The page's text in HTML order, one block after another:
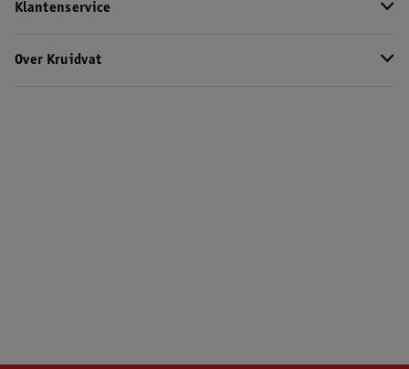
Klantenservice
Over Kruidvat